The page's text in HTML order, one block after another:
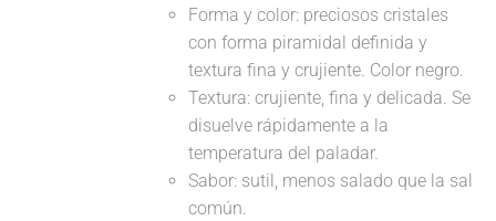
Forma y color: preciosos cristales
con forma piramidal definida y
textura fina y crujiente. Color negro.
Textura: crujiente, fina y delicada. Se
disuelve rápidamente a la
temperatura del paladar.
Sabor: sutil, menos salado que la sal
común.